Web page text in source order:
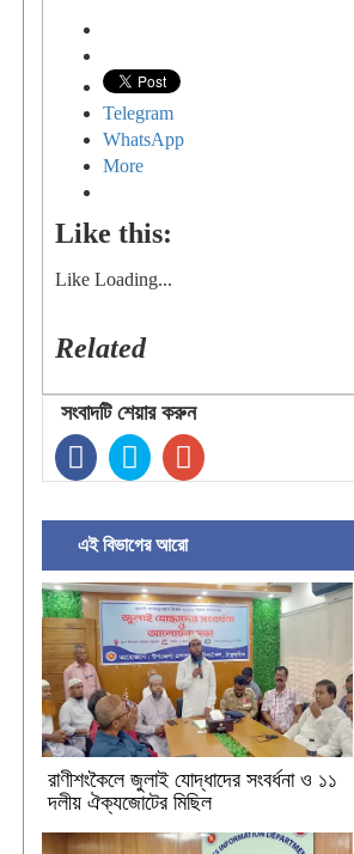
Telegram
WhatsApp
More
Like this:
Like Loading...
Related
সংবাদটি শেয়ার করুন
এই বিভাগের আরো
রাণীশংকৈলে জুলাই যোদ্ধাদের সংবর্ধনা ও ১১
দলীয় ঐক্যজোটের মিছিল